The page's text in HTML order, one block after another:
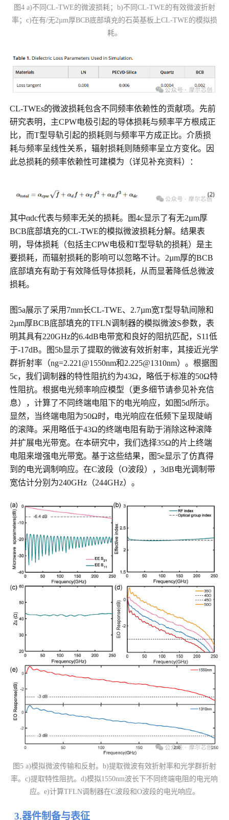
图4 a)不同CL-TWE的微波损耗；b)不同CL-TWE的有效微波折射
率；c)在有/无2µm厚BCB底部填充的石英基板上CL-TWE的模拟损
耗。
CL-TWEs的微波损耗包含不同频率依赖性的贡献项。先前
研究表明，主CPW电极引起的导体损耗与频率平方根成正
比，而T型导轨引起的损耗则与频率平方成正比。介质损
耗与频率呈线性关系，辐射损耗则随频率呈立方变化。因
此总损耗的频率依赖性可建模为（详见补充资料）：
其中αdc代表与频率无关的损耗。图4c显示了有无2µm厚
BCB底部填充的CL-TWE的模拟微波损耗分解。结果表
明，导体损耗（包括主CPW电极和T型导轨的损耗）是主
要损耗，而辐射损耗的影响可以忽略不计。2µm厚的BCB
底部填充有助于有效降低导体损耗，从而显著降低总微波
损耗。
图5a展示了采用7mm长CL-TWE、2.7µm宽T型导轨间隙和
2µm厚BCB底部填充的TFLN调制器的模拟微波S参数，表
明其具有220GHz的6.4dB电带宽和良好的阻抗匹配，S11低
于-17dB。图5b显示了提取的微波有效折射率，其接近光学
群折射率（ng=2.221@1550nm和2.225@1310nm）。根据图
5c，我们调制器的特性阻抗约为43Ω，略低于标准的50Ω特
性阻抗。根据电光频率响应模型（更多细节请参见补充信
息），计算了不同终端电阻下的电光响应，如图5d所示。
显然，当终端电阻为50Ω时，电光响应在低频下呈现陡峭
的滚降。采用略低于43Ω的终端电阻有助于消除这种滚降
并扩展电光带宽。在本研究中，我们选择35Ω的片上终端
电阻来增强电光带宽。基于这些结果，图5e显示了仿真得
到的电光调制响应。在C波段（O波段），3dB电光调制带
宽估计分别为240GHz（244GHz）。
图5 a)模拟微波传输和反射。b)提取微波有效折射率和光学群折射
率。c)提取特性阻抗。d)模拟1550nm波长下不同终端电阻的电光响
应。e)计算TFLN调制器在C波段和O波段的电光响应。
3.器件制备与表征